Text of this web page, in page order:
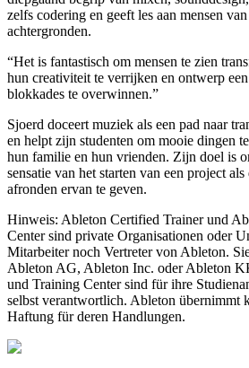
zelfs codering en geeft les aan mensen
achtergronden.
“Het is fantastisch om mensen te zien
hun creativiteit te verrijken en ontwerp
blokkades te overwinnen.”
Sjoerd doceert muziek als een pad naar
en helpt zijn studenten om mooie dingen
hun familie en hun vrienden. Zijn doel is
sensatie van het starten van een project
afronden ervan te geven.
Hinweis: Ableton Certified Trainer und
Center sind private Organisationen oder
Mitarbeiter noch Vertreter von Ableton.
Ableton AG, Ableton Inc. oder Ableton
und Training Center sind für ihre
selbst verantwortlich. Ableton übernimmt
Haftung für deren Handlungen.